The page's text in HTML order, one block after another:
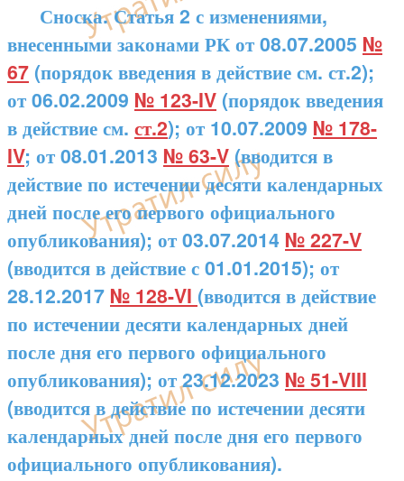
Сноска. Статья 2 с изменениями,
внесенными законами РК от 08.07.2005 №
67 (порядок введения в действие см. ст.2);
от 06.02.2009 № 123-IV (порядок введения
в действие см. ст.2); от 10.07.2009 № 178-
IV; от 08.01.2013 № 63-V(вводится в
действие по истечении десяти календарных
дней после его первого официального
опубликования); от 03.07.2014 № 227-V
(вводится в действие с 01.01.2015); от
28.12.2017 № 128-VI (вводится в действие
по истечении десяти календарных дней
после дня его первого официального
опубликования); от 23.12.2023 № 51-VIII
(вводится в действие по истечении десяти
календарных дней после дня его первого
официального опубликования).